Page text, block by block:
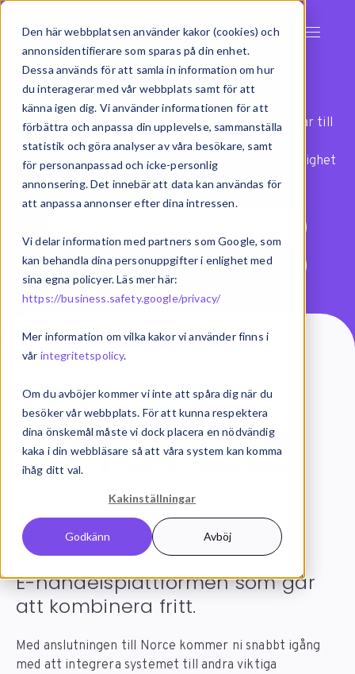
Den här webbplatsen använder kakor (cookies) och
annonsidentifierare som sparas på din enhet.
Dessa används för att samla in information om hur
du interagerar med vår webbplats samt för att
känna igen dig. Vi använder informationen för att
förbättra och anpassa din upplevelse, sammanställa
statistik och göra analyser av våra besökare, samt
för personanpassad och icke-personlig
annonsering. Det innebär att data kan användas för
att anpassa annonser efter dina intressen.
Vi delar information med partners som Google, som
kan behandla dina personuppgifter i enlighet med
sina egna policyer. Läs mer här:
https://business.safety.google/privacy/
Mer information om vilka kakor vi använder finns i
vår integritetspolicy.
Om du avböjer kommer vi inte att spåra dig när du
besöker vår webbplats. För att kunna respektera
dina önskemål måste vi dock placera en nödvändig
kaka i din webbläsare så att våra system kan komma
ihåg ditt val.
Kakinställningar
Godkänn Avböj
Integrationer
Exsitec har färdiga integrationer och anslutningar till
över 100 olika system. Med vår modell för
systemintegration har ni dessutom alltid full möjlighet
att anpassa flöden efter era behov.
Vad är integration?
Systemintegration
Norceintegration
E-handelsplattformen som går
att kombinera fritt.
Med anslutningen till Norce kommer ni snabbt igång
med att integrera systemet till andra viktiga